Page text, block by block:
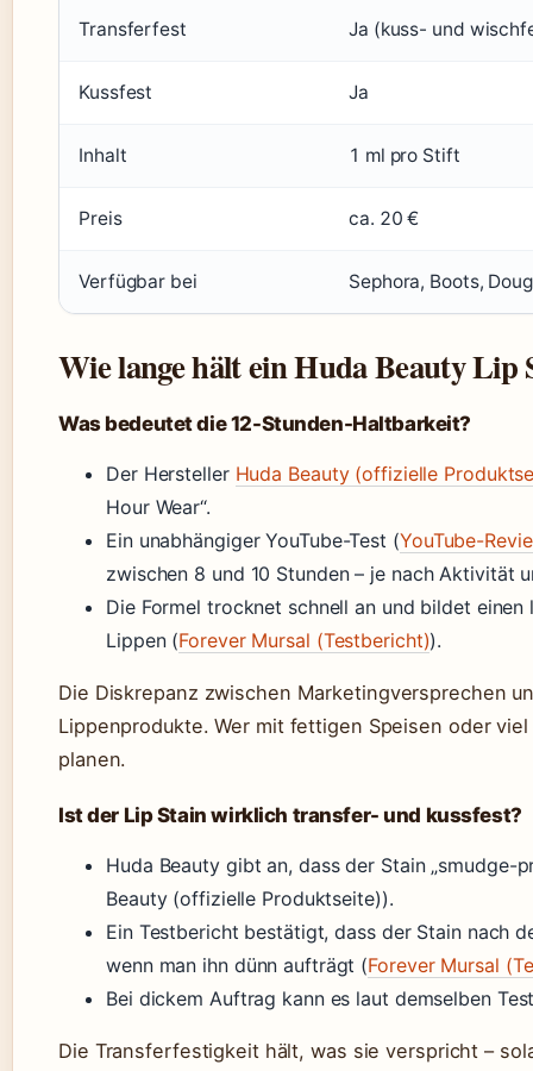
Transferfest Ja (kuss- und
Kussfest Ja
Inhalt 1 ml pro Stift
Preis ca. 20 €
Verfügbar bei Sephora, Boots,
Wie lange hält ein Huda Beauty Lip
Was bedeutet die 12-Stunden-Haltbarkeit?
Der Hersteller Huda Beauty (offizielle
Hour Wear“.
Ein unabhängiger YouTube-Test (YouTube-
zwischen 8 und 10 Stunden – je nach Aktivität
Die Formel trocknet schnell an und bildet
Lippen (Forever Mursal (Testbericht)).
Die Diskrepanz zwischen Marketingversprechen
Lippenprodukte. Wer mit fettigen Speisen oder
planen.
Ist der Lip Stain wirklich transfer- und kussfest?
Huda Beauty gibt an, dass der Stain
Beauty (offizielle Produktseite)).
Ein Testbericht bestätigt, dass der Stain nach
wenn man ihn dünn aufträgt (Forever Mursal
Bei dickem Auftrag kann es laut demselben
Die Transferfestigkeit hält, was sie verspricht –